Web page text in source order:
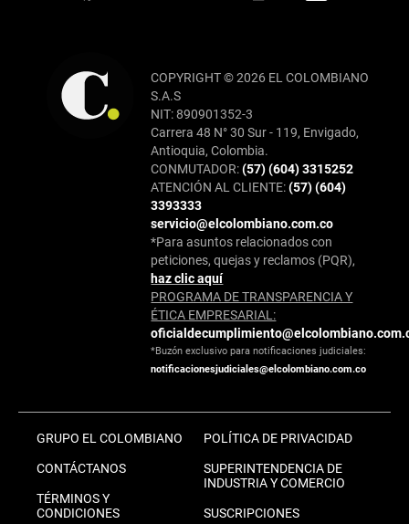
COPYRIGHT © 2026 EL COLOMBIANO
S.A.S
NIT: 890901352-3
Carrera 48 N° 30 Sur - 119, Envigado,
Antioquia, Colombia.
CONMUTADOR:(57) (604) 3315252
ATENCIÓN AL CLIENTE:(57) (604)
3393333
servicio@elcolombiano.com.co
*Para asuntos relacionados con
peticiones, quejas y reclamos (PQR),
haz clic aquí
PROGRAMA DE TRANSPARENCIA Y
ÉTICA EMPRESARIAL:
*Buzón exclusivo para notificaciones judiciales:
notificacionesjudiciales@elcolombiano.com.co
GRUPO EL COLOMBIANO
CONTÁCTANOS
TÉRMINOS Y
CONDICIONES
POLÍTICA DE PRIVACIDAD
SUPERINTENDENCIA DE
INDUSTRIA Y COMERCIO
SUSCRIPCIONES